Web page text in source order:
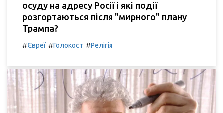
осуду на адресу Росії і які події
розгортаються після "мирного" плану
Трампа?
#Євреї #Голокост #Релігія